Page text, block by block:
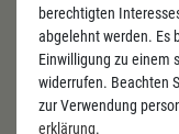
Newsletter
Verpassen Sie keine
berechtigten
abgelehnt werden. Es
Einwilligung zu einem
widerrufen. Beachten
zur Verwendung
erklärung.